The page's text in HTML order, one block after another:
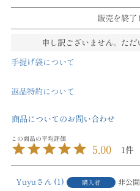
販売を終了
申し訳ございません。ただ
手提げ袋について
返品特約について
商品についてのお問い合わせ
5.00 1
Yuyu 1 購入者
非公開